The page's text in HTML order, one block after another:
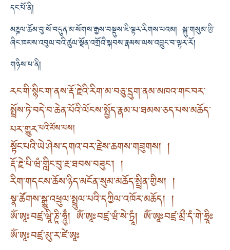
དང་པོ་ནི།
མཎྜལ་ཚོམ་བུ་སོ་བདུན་མ་སོགས་རྒྱས་བསྡུས་ཇི་ལྟར་རིགས་པའམ། སྐུ་གསུམ་གྱི་
ཞིང་ཁམས་འབུལ་བའི་ཚུལ་སྔོན་འགྲོའི་སྐབས་རྣམས་ལས་འབྱུང་བ་ལྟར་རོ།
གཉིས་པ་ནི།
རང་གི་སྙིང་ག་ནས་རྡོ་རྗེའི་རིག་མ་བཅུ་དྲུག་ནམ་མཁའ་གང་བར་
སྤྲོས་ཏེ་བདེ་བ་ཆེན་པོའི་ལོངས་སྤྱོད་རྣམ་པ་ཐམས་ཅད་པས་མཆོད་
པར་གྱུར་པའི་མོས་པས།
སྟོང་པའི་ཡེ་ཤེས་དགའ་བར་རྗེས་ཆགས་གཟུགས། །
རྡོ་རྗེ་པི་ཝཾ་གླིང་བུ་རྔ་ཐབས་བཟུང་། །
རིག་གདངས་ཆོས་ཉིད་མངོན་སུམ་མཆོད་སྤྲིན་གྱིས། །
སྣ་ཚོགས་སྒྱུ་འཕྲུལ་སྤྲུལ་པའི་དཀྱིལ་འཁོར་མཆོད། །
ཨོཾ་ཨཱཿབཛྲ་ཝཱི་ཎཱི་ཧཱུྃ། ཨོཾ་ཨཱཿབཛྲ་ཝཾ་སེ་ཏྲཱཾ། ཨོཾ་ཨཱཿབཛྲ་མྲྀ་དཾ་གེ་ཧྲཱིཿ
ཨོཾ་ཨཱཿབཛྲ་མུ་ར་ཛེ་ཨཱཿ